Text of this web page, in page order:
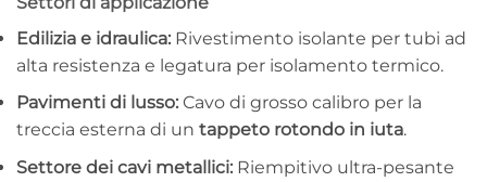
Edilizia e idraulica: Rivestimento isolante per tubi ad
alta resistenza e legatura per isolamento termico.
Pavimenti di lusso: Cavo di grosso calibro per la
treccia esterna di un tappeto rotondo in iuta.
Settore dei cavi metallici: Riempitivo ultra-pesante